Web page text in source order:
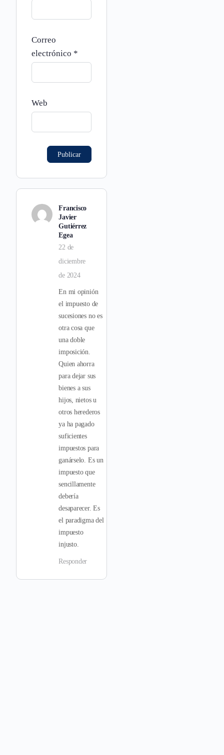
Correo
electrónico *
Web
Francisco
Javier
Gutiérrez
Egea
22 de
diciembre
de 2024
En mi opinión
el impuesto de
sucesiones no es
otra cosa que
una doble
imposición.
Quien ahorra
para dejar sus
bienes a sus
hijos, nietos u
otros herederos
ya ha pagado
suficientes
impuestos para
ganárselo. Es un
impuesto que
sencillamente
debería
desaparecer. Es
el paradigma del
impuesto
injusto.
Responder